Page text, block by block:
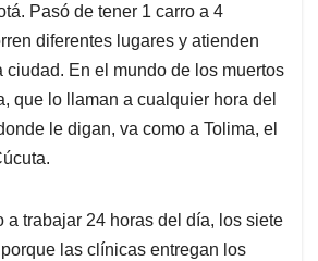
Pasó de tener 1 carro a 4
diferentes lugares y atienden
ciudad. En el mundo de los muertos
que lo llaman a cualquier hora del
le digan, va como a Tolima, el
a trabajar 24 horas del día, los siete
las clínicas entregan los